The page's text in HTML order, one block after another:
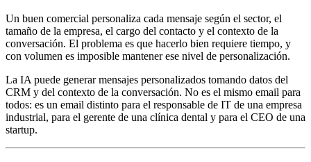
Un buen comercial personaliza cada mensaje según el sector, el
tamaño de la empresa, el cargo del contacto y el contexto de la
conversación. El problema es que hacerlo bien requiere tiempo, y
con volumen es imposible mantener ese nivel de personalización.
La IA puede generar mensajes personalizados tomando datos del
CRM y del contexto de la conversación. No es el mismo email para
todos: es un email distinto para el responsable de IT de una empresa
industrial, para el gerente de una clínica dental y para el CEO de una
startup.